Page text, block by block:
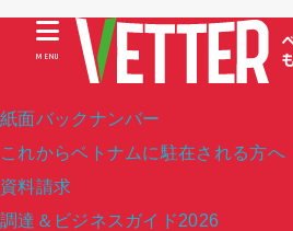
紙面バックナンバー
これからベトナムに駐在される方へ
資料請求
調達＆ビジネスガイド2026
MENU